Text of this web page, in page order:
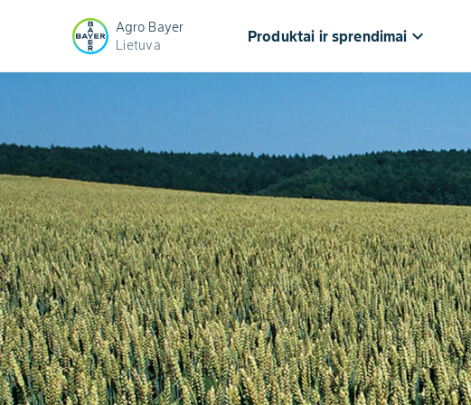
Agro Bayer
Lietuva
Produktai ir sprendimai keyboard_arrow_down